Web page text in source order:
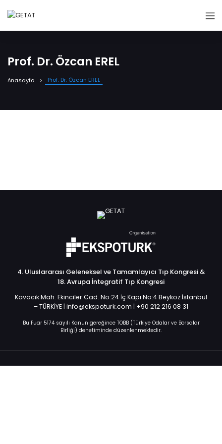
Prof. Dr. Özcan EREL
Anasayfa Prof. Dr. Özcan EREL
4. Uluslararası Geleneksel ve Tamamlayıcı Tıp Kongresi &
18. Avrupa İntegratif Tıp Kongresi
Kavacık Mah. Ekinciler Cad. No:24 İç Kapı No:4 Beykoz İstanbul
– TÜRKİYE | info@ekspoturk.com | +90 212 216 08 31
Bu Fuar 5174 sayılı Kanun gereğince TOBB (Türkiye Odalar ve Borsalar
Birliği) denetiminde düzenlenmektedir.